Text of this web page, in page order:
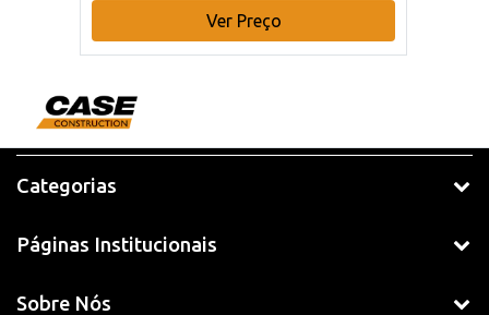
Ver Preço
Categorias
Páginas Institucionais
Sobre Nós